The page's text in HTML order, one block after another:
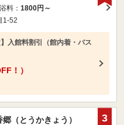
料： 1800円～
1-52
入館料割引（館内着・バス
！）
（とうかきょう）
3